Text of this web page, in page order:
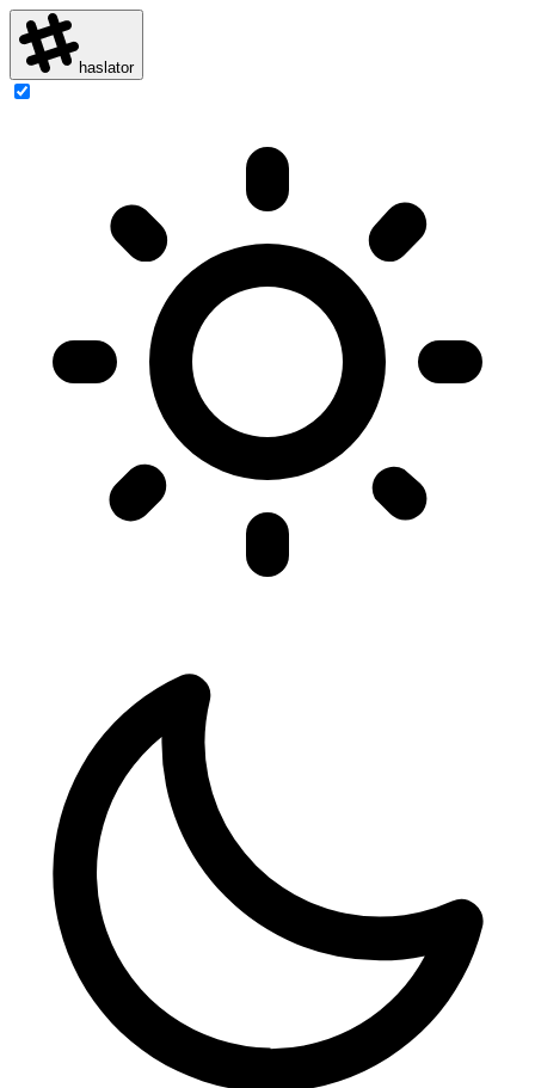
haslator